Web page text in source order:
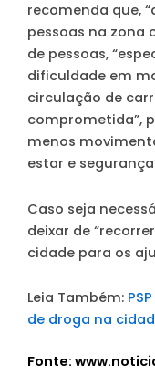
recomenda que,
pessoas na zona
de pessoas,
dificuldade em
circulação de
comprometida”,
menos
estar e
Caso seja
deixar de
cidade para os
Leia Também:
de droga na
Fonte: